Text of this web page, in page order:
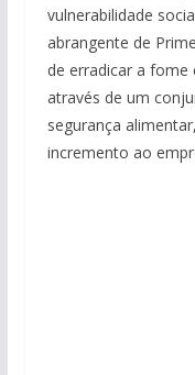
vulnerabilidade
abrangente de
de erradicar a
através de um
segurança
incremento ao